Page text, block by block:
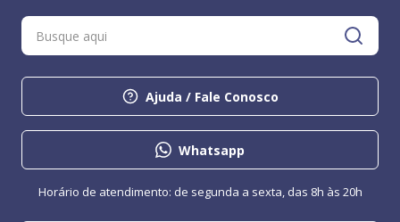
Ajuda / Fale Conosco
Whatsapp
Horário de atendimento: de segunda a sexta, das 8h às 20h